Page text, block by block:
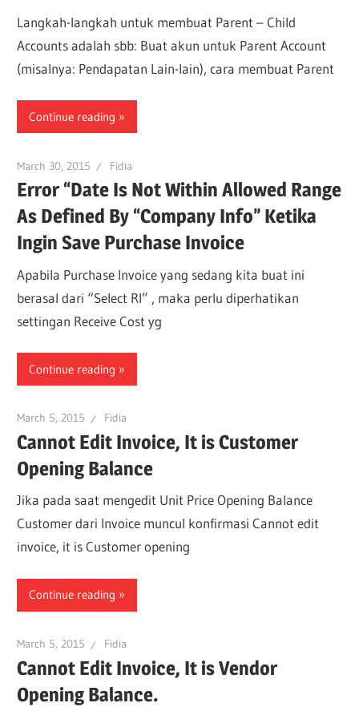
Langkah-langkah untuk membuat Parent – Child
Accounts adalah sbb: Buat akun untuk Parent Account
(misalnya: Pendapatan Lain-lain), cara membuat Parent
Continue reading
March 30, 2015 Fidia
Error “Date Is Not Within Allowed Range
As Defined By “Company Info” Ketika
Ingin Save Purchase Invoice
Apabila Purchase Invoice yang sedang kita buat ini
berasal dari “Select RI” , maka perlu diperhatikan
settingan Receive Cost yg
Continue reading
March 5, 2015 Fidia
Cannot Edit Invoice, It is Customer
Opening Balance
Jika pada saat mengedit Unit Price Opening Balance
Customer dari Invoice muncul konfirmasi Cannot edit
invoice, it is Customer opening
Continue reading
March 5, 2015 Fidia
Cannot Edit Invoice, It is Vendor
Opening Balance.